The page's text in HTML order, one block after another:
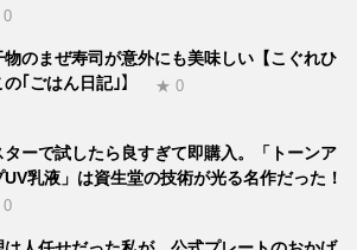
物のまぜ寿司が意外にも美味しい【こぐれひ
｢ごはん日記｣】
★ 0
ターで試したら良すぎて即購入。「トーンア
UV乳液」は資生堂の技術が光る名作だった！